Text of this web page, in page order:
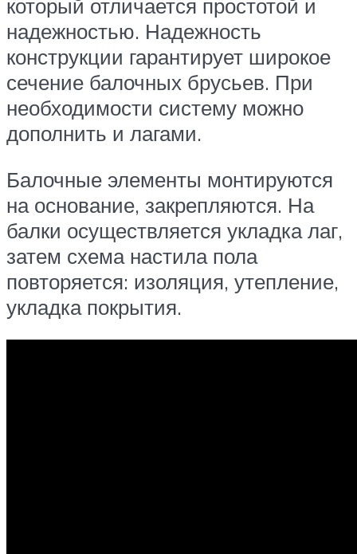
который отличается простотой и
надежностью. Надежность
конструкции гарантирует широкое
сечение балочных брусьев. При
необходимости систему можно
дополнить и лагами.
Балочные элементы монтируются
на основание, закрепляются. На
балки осуществляется укладка лаг,
затем схема настила пола
повторяется: изоляция, утепление,
укладка покрытия.